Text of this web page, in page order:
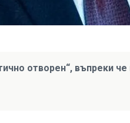
отворен“, въпреки